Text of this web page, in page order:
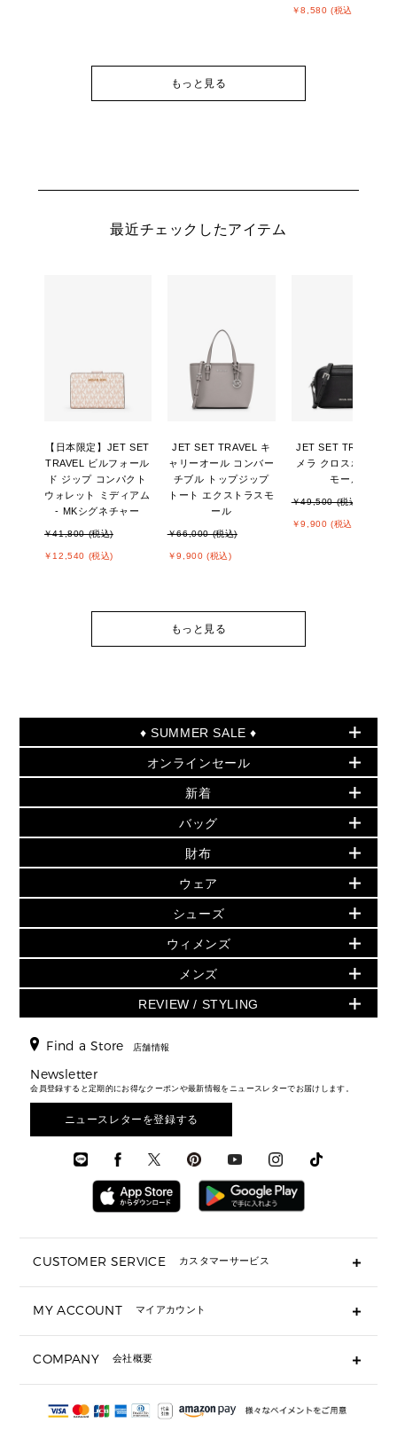
￥8,580 (税込)
もっと見る
最近チェックしたアイテム
【日本限定】JET SET
TRAVEL ビルフォール
ド ジップ コンパクト
ウォレット ミディアム
- MKシグネチャー
￥41,800 (税込)
￥12,540 (税込)
JET SET TRAVEL キ
ャリーオール コンバー
チブル トップジップ
トート エクストラスモ
ール
￥66,000 (税込)
￥9,900 (税込)
JET SET TRAVEL カ
メラ クロスボディ ス
モール
￥49,500 (税込)
￥9,900 (税込)
もっと見る
♦ SUMMER SALE ♦
セールおすすめアイテム
▶ ウィメンズ
バッグ
小物
シューズ・靴
ウェア
アクセサリー
時計
▶ メンズ
バッグ
ウェア
アクセサリー
オンラインセール
PRODUCT OF THE MONTH - 今月の特別価格
再値下げアイテム
追加アイテム
▶ ウィメンズすべて(ウェア・シューズ除く)
バッグ
財布・小物
ウェア
シューズ
時計・ジュエリー
アクセサリー
メンズ バッグ
メンズ 財布・小物
メンズ シューズ
メンズ ウェア
メンズ 時計・その他
新着
初夏のスタイル
▶ すべて
▶ ウィメンズすべて
財布・小物
アクセサリー
フレグランス
シューズ
▶ メンズすべて
メンズ財布・小物
メンズアクセサリー
メンズウェア
バッグ
人気の定番アイテム
日本限定 - バッグ
▶ ウィメンズすべて
トートバッグ
ショルダーバッグ
クロスボディ・斜め掛け
トラベル
3 IN 1 / 2 IN 1 バッグ
▶ メンズすべて
財布
日本限定 - 財布・小物
▶ ウィメンズすべて
GREENWICH
折り財布(二つ折り・三つ折り)
長財布
▶ メンズすべて
ウェア
▶ ウィメンズすべて
トップス
スカート・パンツ
ジャケット・アウター
▶ メンズすべて
シューズ
▶ ウィメンズすべて
サンダル
スニーカー
▶ メンズすべて
ウィメンズ
人気の定番アイテム
▶ ウィメンズすべて
▶ バッグすべて
通勤・通学アイテム
3 IN 1 バッグ
ミニ財布・フラグメントケース
▶ 小物すべて
定期ケース・カードケース・名刺入れ
スニーカー
メンズ
▶ メンズすべて
財布・小物
時計・ジュエリー
アクセサリー
REVIEW / STYLING
エディターレビュー
Find a Store 店舗情報
Newsletter
会員登録すると定期的にお得なクーポンや最新情報をニュースレターでお届けします。
ニュースレターを登録する
CUSTOMER SERVICE カスタマーサービス
ギフト用にラッピングができますか？
ショッピングバッグを購入商品分送ってもらえますか？
注文後に完了メールが受信できないのですが？
サイズ交換はできますか？
MY ACCOUNT マイアカウント
COMPANY 会社概要
会社概要